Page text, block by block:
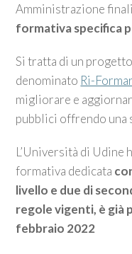
Amministrazione
formativa specifica
Si tratta di un
denominato Ri-
migliorare e
pubblici offrendo una
L’Università di Udine
formativa dedicata
livello e due di
regole vigenti, è già
febbraio 2022